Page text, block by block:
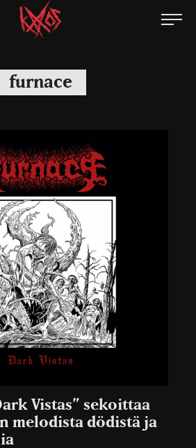
Kaaoszine
furnace
Vistas” sekoittaa
melodista dödistä ja